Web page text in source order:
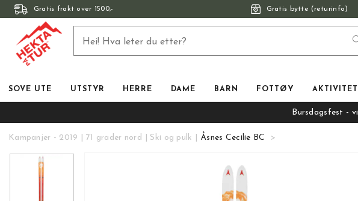
Gratis frakt over 1500,- Gratis bytte (returinfo)
SOVE UTE UTSTYR HERRE DAME BARN FOTTØY AKTIVITET
Bursdagsfest -
Kampanjer - 2019 71 grader nord Ski og pulk Åsnes Cecilie BC